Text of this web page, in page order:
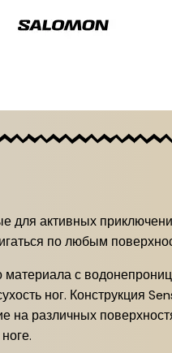
для активных
по любым
материала с
ног. Конструкция
различных